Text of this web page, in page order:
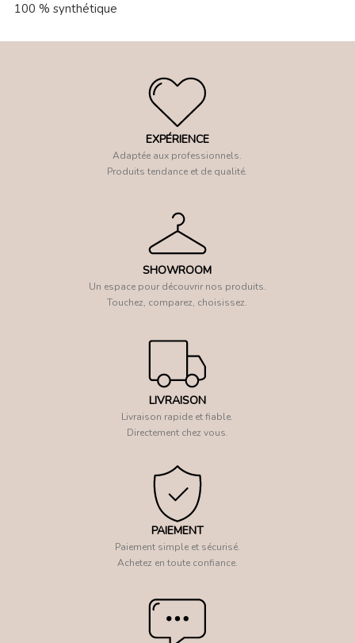
100 % synthétique
EXPÉRIENCE
Adaptée aux professionnels.
Produits tendance et de qualité.
SHOWROOM
Un espace pour découvrir nos produits.
Touchez, comparez, choisissez.
LIVRAISON
Livraison rapide et fiable.
Directement chez vous.
PAIEMENT
Paiement simple et sécurisé.
Achetez en toute confiance.